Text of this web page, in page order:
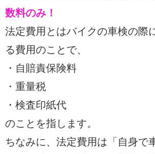
数料のみ！
法定費用とはバイクの車検の際
る費用のことで、
・自賠責保険料
・重量税
・検査印紙代
のことを指します。
ちなみに、法定費用は「自身で